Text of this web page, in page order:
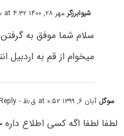
شیوابرزگرمهر ۲۸, ۱۴۰۰ at ۴:۳۲ ب٫ظ
سلام شما موفق به
میخوام از قم به اردبیل
سوگل آبان ۶, ۱۳۹۹ at ۰:۵۲ ق٫ظ - Reply
لطفا لطفا اگه کسی اطلاع